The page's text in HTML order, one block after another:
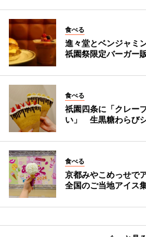
食べる
進々堂とベンジャミ
祇園祭限定バーガー
食べる
祇園四条に「クレー
い」 生黒糖わらび
食べる
京都みやこめっせで
全国のご当地アイス